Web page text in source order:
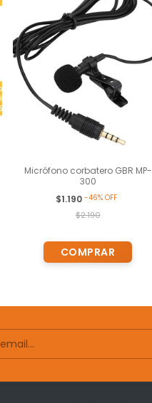
Micrófono corbatero GBR MP-
300
$1.190 -46% OFF
$2.190